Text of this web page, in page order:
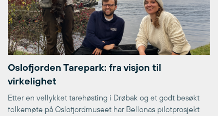
Oslofjorden Tarepark: fra visjon til
virkelighet
Etter en vellykket tarehøsting i Drøbak og et godt besøkt
folkemøte på Oslofjordmuseet har Bellonas pilotprosjekt